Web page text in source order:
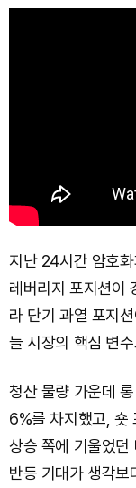
지난 24시간 암호
레버리지 포지션이
라 단기 과열 포지
늘 시장의 핵심 변
청산 물량 가운데
6%를 차지했고,
상승 쪽에 기울었던
반등 기대가 생각보